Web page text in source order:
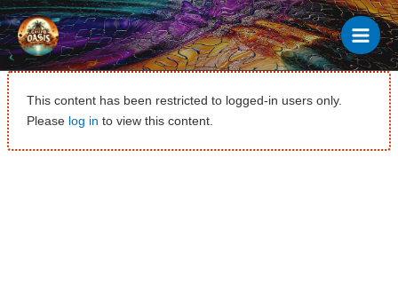
Ir
al
contenido
This content has been restricted to logged-in users only.
Please log in to view this content.